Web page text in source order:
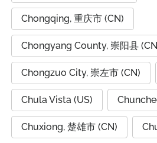
Chongqing, 重庆市 (CN)
Chongyang County, 崇阳县
Chongzuo City, 崇左市 (CN)
Chula Vista (US)
Chuxiong, 楚雄市 (CN)